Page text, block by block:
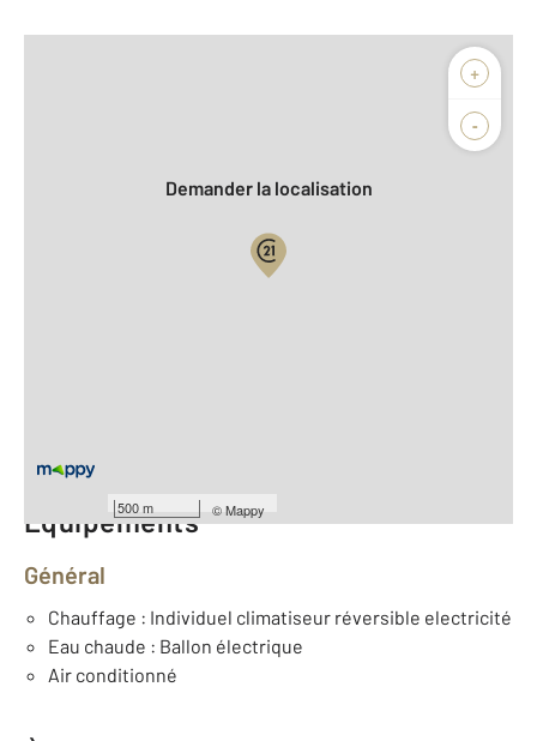
+
-
500 m ©Mappy
Biens vendus
Demander la localisation
Équipements
Général
Chauffage : Individuel climatiseur réversible electricité
Eau chaude : Ballon électrique
Air conditionné